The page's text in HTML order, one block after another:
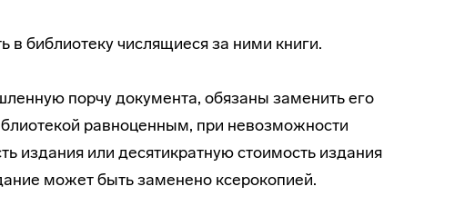
в библиотеку числящиеся за ними книги.
порчу документа, обязаны заменить его
равноценным, при невозможности
издания или десятикратную стоимость издания
может быть заменено ксерокопией.